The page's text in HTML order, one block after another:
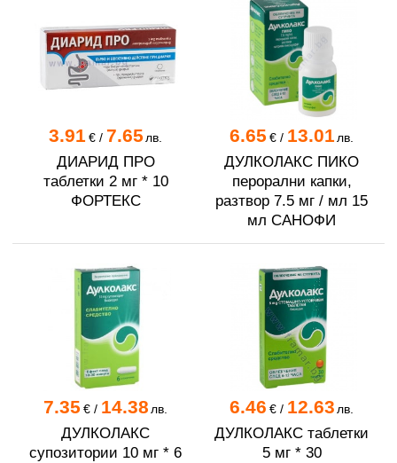
3.91 €/ 7.65 лв.
ДИАРИД ПРО
таблетки 2 мг * 10
ФОРТЕКС
6.65 €/ 13.01лв.
ДУЛКОЛАКС ПИКО
перорални капки,
разтвор 7.5 мг / мл 15
мл САНОФИ
7.35 €/ 14.38 лв.
ДУЛКОЛАКС
супозитории 10 мг * 6
6.46 €/ 12.63 лв.
ДУЛКОЛАКС таблетки
5 мг * 30